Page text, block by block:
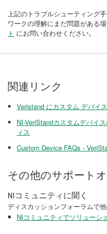
上記のトラブルシューティング
ワークの理解にまだ問題がある場
ト にお問い合わせください。
関連リンク
Veristand にカスタム デバイ
NI-VeriStandカスタムデバイ
ィス
Custom Device FAQs -
その他のサポート
NIコミュニティに聞く
ディスカッションフォーラムで
NIコミュニティでソリューシ